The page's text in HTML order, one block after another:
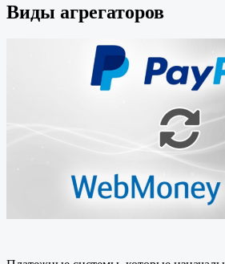
Виды агрегаторов